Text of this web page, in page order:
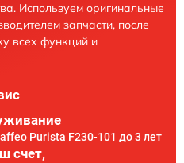
Используем оригинальные
запчасти, после
всех функций и
Purista F230-101 до 3 лет
счет,